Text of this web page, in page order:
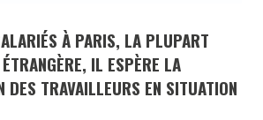
À PARIS, LA PLUPART
IL ESPÈRE LA
DES TRAVAILLEURS EN SITUATION